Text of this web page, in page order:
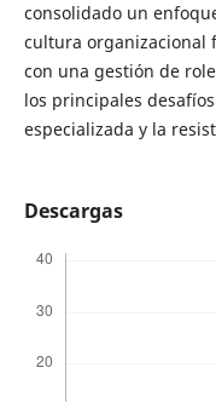
consolidado un
cultura organizacional
con una gestión de
los principales
especializada y la
Descargas